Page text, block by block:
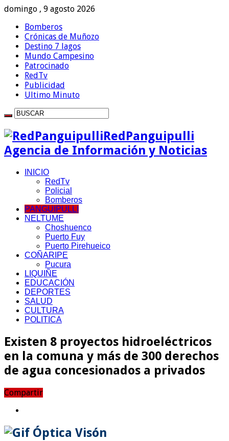
domingo , 9 agosto 2026
Bomberos
Crónicas de Muñozo
Destino 7 lagos
Mundo Campesino
Patrocinado
RedTv
Publicidad
Ultimo Minuto
RedPanguipulli
Agencia de Información y Noticias
INICIO
RedTv
Policial
Bomberos
PANGUIPULLI
NELTUME
Choshuenco
Puerto Fuy
Puerto Pirehueico
COÑARIPE
Pucura
LIQUIÑE
EDUCACIÓN
DEPORTES
SALUD
CULTURA
POLITICA
Existen 8 proyectos hidroeléctricos
en la comuna y más de 300 derechos
de agua concesionados a privados
Compartir